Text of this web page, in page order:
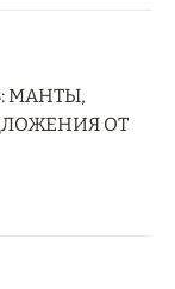
МАНТЫ,
ОТ